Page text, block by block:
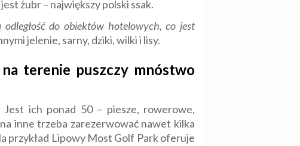
żubr – największy polski ssak.
do obiektów hotelowych, co jest
jelenie, sarny, dziki, wilki i lisy.
terenie puszczy mnóstwo
ich ponad 50 – piesze, rowerowe,
inne trzeba zarezerwować nawet kilka
przykład Lipowy Most Golf Park oferuje